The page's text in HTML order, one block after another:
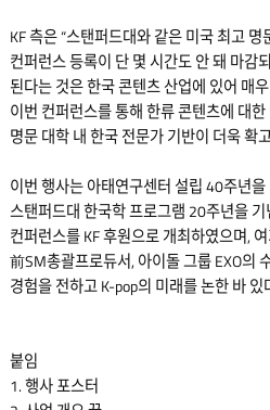
KF 측은 “스탠퍼드대와 같은 미국 최고
컨퍼런스 등록이 단 몇 시간도 안 돼 마감
된다는 것은 한국 콘텐츠 산업에 있어 매
이번 컨퍼런스를 통해 한류 콘텐츠에 대
명문 대학 내 한국 전문가 기반이 더욱 확
이번 행사는 아태연구센터 설립 40주년
스탠퍼드대 한국학 프로그램 20주년을
컨퍼런스를 KF 후원으로 개최하였으며,
前SM총괄프로듀서, 아이돌 그룹 EXO의
경험을 전하고 K-pop의 미래를 논한 바 있
붙임
1. 행사 포스터